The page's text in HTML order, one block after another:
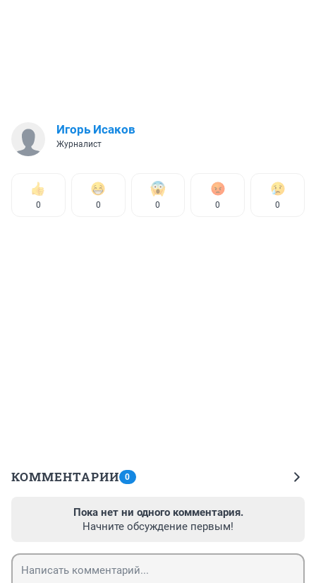
Игорь Исаков
Журналист
0 0 0 0 0
КОММЕНТАРИИ 0
Пока нет ни одного комментария.
Начните обсуждение первым!